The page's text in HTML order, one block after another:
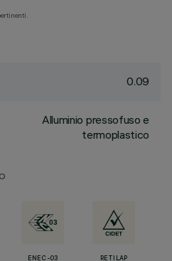
0.09
Alluminio pressofuso e
termoplastico
ENEC-03 RETILAP